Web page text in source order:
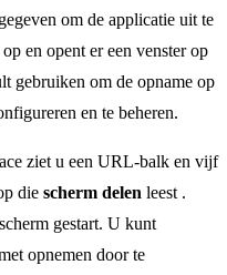
om de applicatie uit te
en opent er een venster op
gebruiken om de opname op
en te beheren.
ziet u een URL-balk en vijf
die scherm delen leest .
gestart. U kunt
opnemen door te